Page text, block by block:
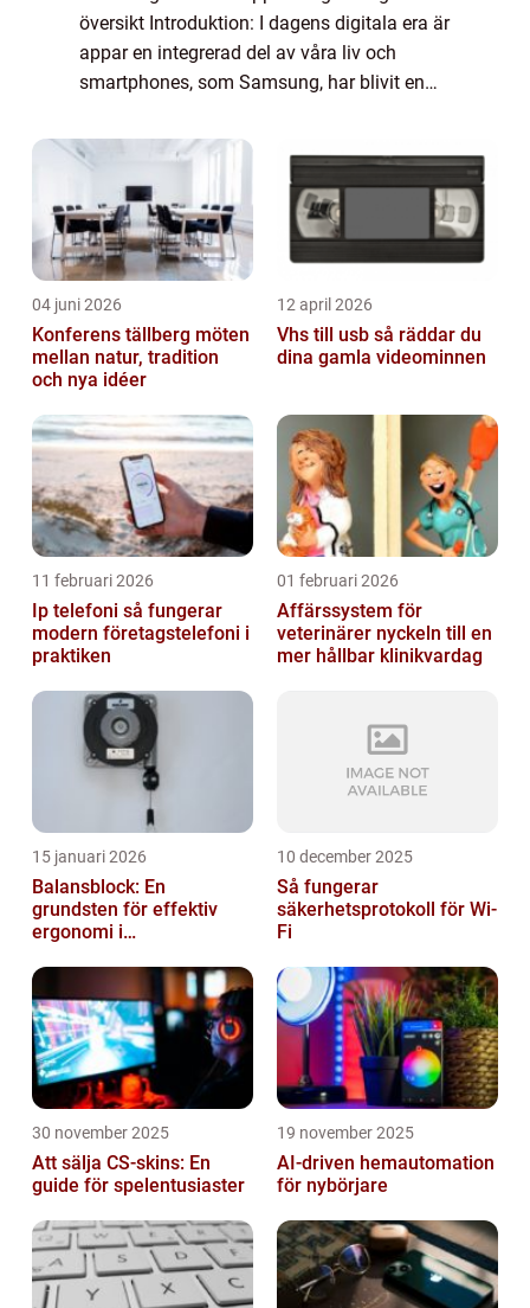
översikt Introduktion: I dagens digitala era är
appar en integrerad del av våra liv och
smartphones, som Samsung, har blivit en
aktiviteter. Tyvärr kan emellertid även
Samsun...
04 juni 2026
Konferens tällberg möten
mellan natur, tradition
och nya idéer
12 april 2026
Vhs till usb så räddar du
dina gamla videominnen
11 februari 2026
Ip telefoni så fungerar
modern företagstelefoni i
praktiken
01 februari 2026
Affärssystem för
veterinärer nyckeln till en
mer hållbar klinikvardag
15 januari 2026
Balansblock: En
grundsten för effektiv
ergonomi i
10 december 2025
Så fungerar
säkerhetsprotokoll för Wi-
Fi
30 november 2025
Att sälja CS-skins: En
guide för spelentusiaster
19 november 2025
AI-driven hemautomation
för nybörjare